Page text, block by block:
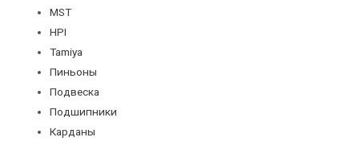
MST
HPI
Tamiya
Пиньоны
Подвеска
Подшипники
Карданы